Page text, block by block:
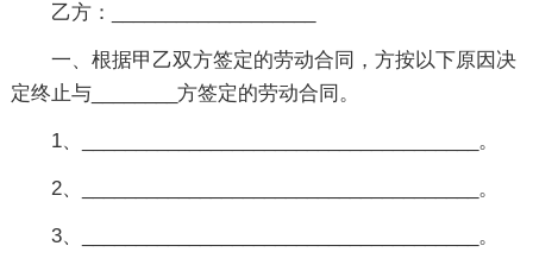
乙方：___________________
一、根据甲乙双方签定的劳动合同，方按以下原因决
定终止与________方签定的劳动合同。
1、_____________________________________。
2、_____________________________________。
3、_____________________________________。